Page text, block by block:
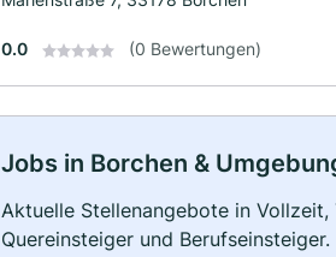
0.0 (0 Bewertungen)
Jobs in Borchen &
Aktuelle Stellenangebote in
Quereinsteiger und